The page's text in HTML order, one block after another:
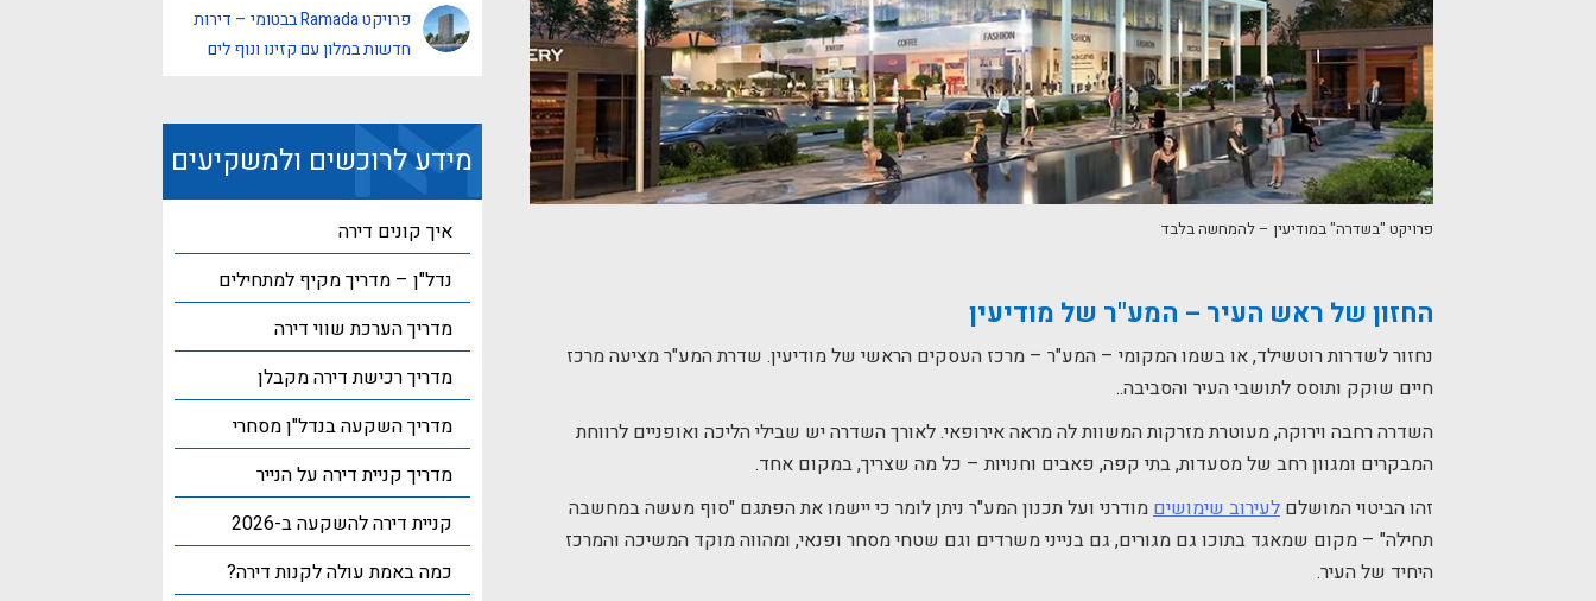
פרויקט "בשדרה" במודיעין – להמחשה בלבד
החזון של ראש העיר – המע"ר של מודיעין
נחזור לשדרות רוטשילד, או בשמו המקומי – המע"ר – מרכז העסקים הראשי של מודיעין. שדרת המע"ר מציעה מרכז
חיים שוקק ותוסס לתושבי העיר והסביבה..
השדרה רחבה וירוקה, מעוטרת מזרקות המשוות לה מראה אירופאי. לאורך השדרה יש שבילי הליכה ואופניים לרווחת
המבקרים ומגוון רחב של מסעדות, בתי קפה, פאבים וחנויות – כל מה שצריך, במקום אחד.
זהו הביטוי המושלם לעירוב שימושיםמודרני ועל תכנון המע"ר ניתן לומר כי יישמו את הפתגם "סוף מעשה במחשבה
תחילה" – מקום שמאגד בתוכו גם מגורים, גם בנייני משרדים וגם שטחי מסחר ופנאי, ומהווה מוקד המשיכה והמרכז
היחיד של העיר.
פרויקט Ramada בבטומי – דירות
חדשות במלון עם קזינו ונוף לים
מידע לרוכשים ולמשקיעים
איך קונים דירה
נדל"ן – מדריך מקיף למתחילים
מדריך הערכת שווי דירה
מדריך רכישת דירה מקבלן
מדריך השקעה בנדל"ן מסחרי
מדריך קניית דירה על הנייר
קניית דירה להשקעה ב-2026
כמה באמת עולה לקנות דירה?